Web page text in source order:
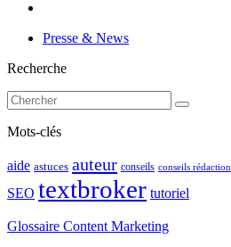
Presse & News
Recherche
Mots-clés
aide astuces auteur conseils conseils rédaction
SEO textbroker tutoriel
Glossaire Content Marketing